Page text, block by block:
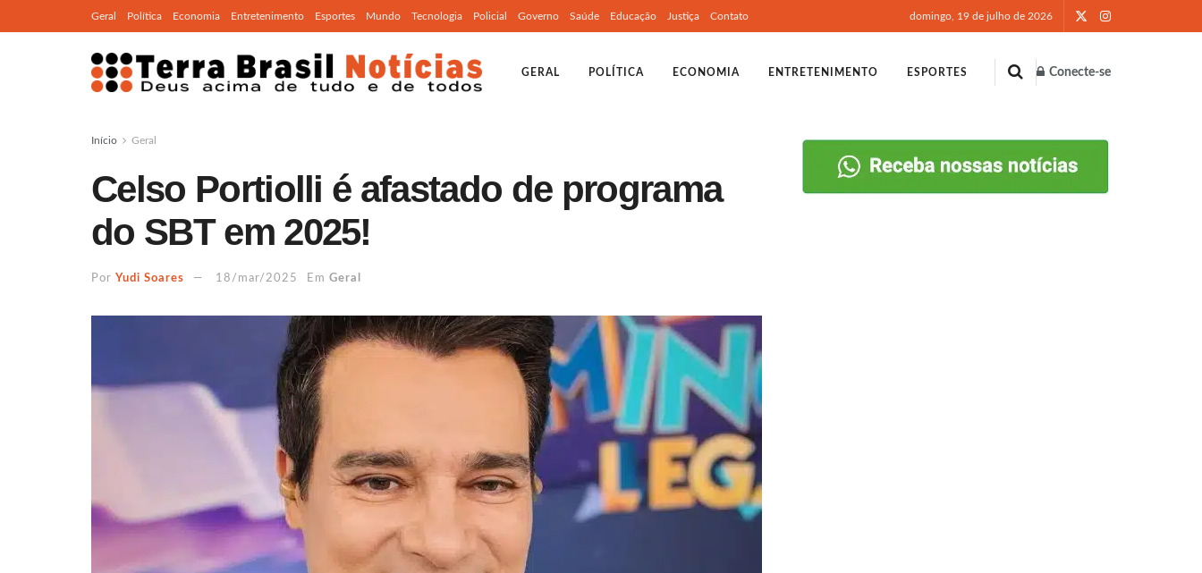
Geral Política Economia Entretenimento Esportes Mundo Tecnologia Policial Governo Saúde Educação Justiça Contato domingo, 19 de julho de 2026
GERAL POLÍTICA ECONOMIA ENTRETENIMENTO ESPORTES Conecte-se
Início Geral
Celso Portiolli é afastado de programa
do SBT em 2025!
Por Yudi Soares 18/mar/2025 Em Geral